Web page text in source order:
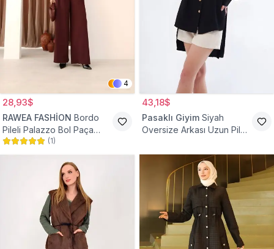
4
28,93$
RAWEA FASHİON Bordo
Pileli Palazzo Bol Paça
Yüksek Bel Tesettür
Pantolon
(1)
43,18$
Pasaklı Giyim Siyah
Oversize Arkası Uzun Pileli